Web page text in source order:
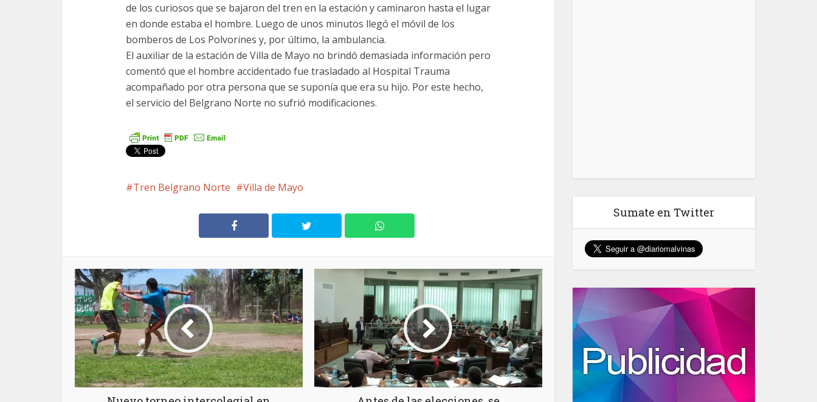
de los curiosos que se bajaron del tren en la estación y caminaron hasta el lugar
en donde estaba el hombre. Luego de unos minutos llegó el móvil de los
bomberos de Los Polvorines y, por último, la ambulancia.
El auxiliar de la estación de Villa de Mayo no brindó demasiada información pero
comentó que el hombre accidentado fue trasladado al Hospital Trauma
acompañado por otra persona que se suponía que era su hijo. Por este hecho,
el servicio del Belgrano Norte no sufrió modificaciones.
Tren Belgrano Norte Villa de Mayo
Sumate en Twitter